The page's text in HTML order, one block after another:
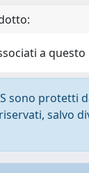
a
sono protetti
salvo